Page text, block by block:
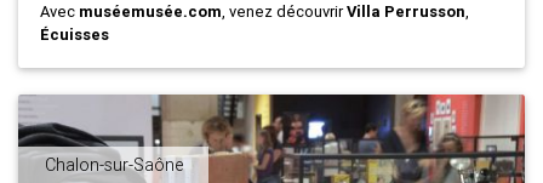
Avec muséemusée.com, venez découvrirVilla Perrusson,
Écuisses
Chalon-sur-Saône